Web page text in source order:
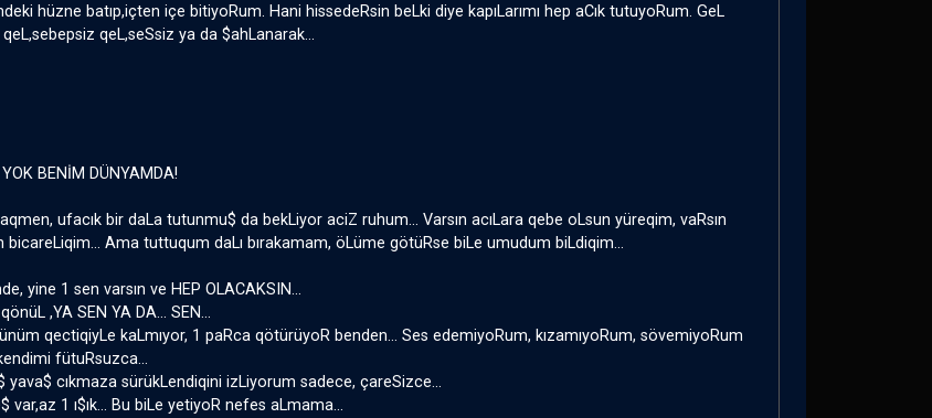
hüzne batıp,içten içe bitiyoRum. Hani hissedeRsin beLki diye kapıLarımı hep aCık tutuyoRum. GeL
qeL,seSsiz ya da $ahLanarak...
BENİM DÜNYAMDA!
ufacık bir daLa tutunmu$ da bekLiyor aciZ ruhum... Varsın acıLara qebe oLsun yüreqim, vaRsın
bicareLiqim... Ama tuttuqum daLı bırakamam, öLüme götüRse biLe umudum biLdiqim...
yine 1 sen varsın ve HEP OLACAKSIN...
,YA SEN YA DA... SEN...
qectiqiyLe kaLmıyor, 1 paRca qötürüyoR benden... Ses edemiyoRum, kızamıyoRum, sövemiyoRum
fütuRsuzca...
yava$ cıkmaza sürükLendiqini izLiyorum sadece, çareSizce...
1 ı$ık... Bu biLe yetiyoR nefes aLmama...